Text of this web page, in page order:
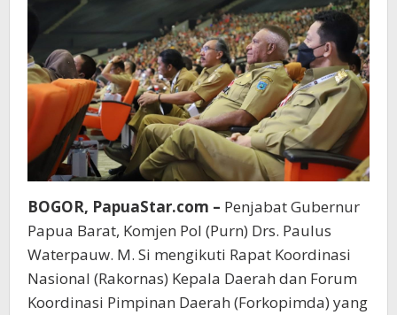
BOGOR, PapuaStar.com – Penjabat Gubernur
Papua Barat, Komjen Pol (Purn) Drs. Paulus
Waterpauw. M. Si mengikuti Rapat Koordinasi
Nasional (Rakornas) Kepala Daerah dan Forum
Koordinasi Pimpinan Daerah (Forkopimda) yang